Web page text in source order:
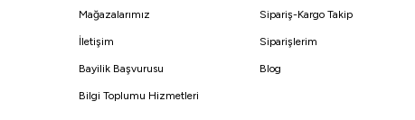
Mağazalarımız
İletişim
Bayilik Başvurusu
Bilgi Toplumu Hizmetleri
Sipariş-Kargo Takip
Siparişlerim
Blog